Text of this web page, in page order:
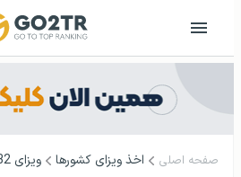
صفحه اصلی اخذ ویزای کشورها ویزای EB2 آمریکا | ویزای NIW